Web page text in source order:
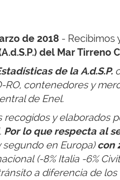
de 2018 - Recibimos
del Mar Tirreno
de la A.d.S.P.
RO, contenedores y
de Enel.
y elaborados
Por lo que respecta al
segundo en Europa)con
(-8% Italia -6%
a diferencia de